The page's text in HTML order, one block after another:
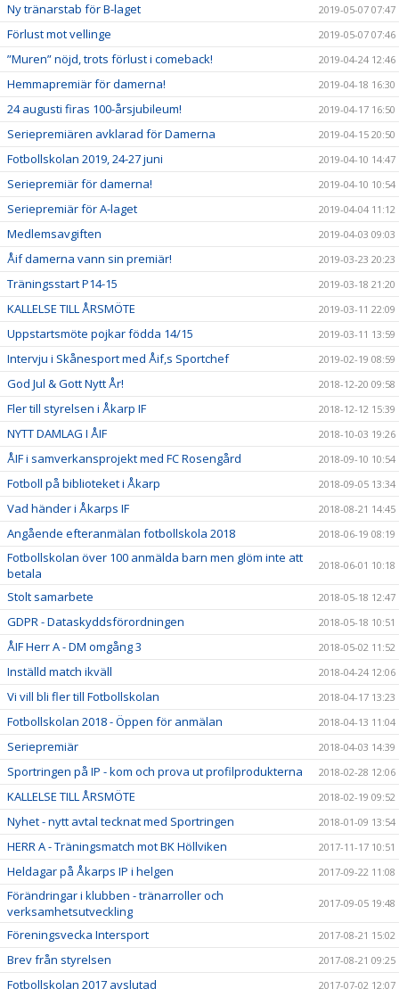
Ny tränarstab för B-laget 2019-05-07 07:47
Förlust mot vellinge 2019-05-07 07:46
”Muren” nöjd, trots förlust i comeback! 2019-04-24 12:46
Hemmapremiär för damerna! 2019-04-18 16:30
24 augusti firas 100-årsjubileum! 2019-04-17 16:50
Seriepremiären avklarad för Damerna 2019-04-15 20:50
Fotbollskolan 2019, 24-27 juni 2019-04-10 14:47
Seriepremiär för damerna! 2019-04-10 10:54
Seriepremiär för A-laget 2019-04-04 11:12
Medlemsavgiften 2019-04-03 09:03
Åif damerna vann sin premiär! 2019-03-23 20:23
Träningsstart P14-15 2019-03-18 21:20
KALLELSE TILL ÅRSMÖTE 2019-03-11 22:09
Uppstartsmöte pojkar födda 14/15 2019-03-11 13:59
Intervju i Skånesport med Åif,s Sportchef 2019-02-19 08:59
God Jul & Gott Nytt År! 2018-12-20 09:58
Fler till styrelsen i Åkarp IF 2018-12-12 15:39
NYTT DAMLAG I ÅIF 2018-10-03 19:26
ÅIF i samverkansprojekt med FC Rosengård 2018-09-10 10:54
Fotboll på biblioteket i Åkarp 2018-09-05 13:34
Vad händer i Åkarps IF 2018-08-21 14:45
Angående efteranmälan fotbollskola 2018 2018-06-19 08:19
Fotbollskolan över 100 anmälda barn men glöm inte att
betala
2018-06-01 10:18
Stolt samarbete 2018-05-18 12:47
GDPR - Dataskyddsförordningen 2018-05-18 10:51
ÅIF Herr A - DM omgång 3 2018-05-02 11:52
Inställd match ikväll 2018-04-24 12:06
Vi vill bli fler till Fotbollskolan 2018-04-17 13:23
Fotbollskolan 2018 - Öppen för anmälan 2018-04-13 11:04
Seriepremiär 2018-04-03 14:39
Sportringen på IP - kom och prova ut profilprodukterna 2018-02-28 12:06
KALLELSE TILL ÅRSMÖTE 2018-02-19 09:52
Nyhet - nytt avtal tecknat med Sportringen 2018-01-09 13:54
HERR A - Träningsmatch mot BK Höllviken 2017-11-17 10:51
Heldagar på Åkarps IP i helgen 2017-09-22 11:08
Förändringar i klubben - tränarroller och
verksamhetsutveckling
2017-09-05 19:48
Föreningsvecka Intersport 2017-08-21 15:02
Brev från styrelsen 2017-08-21 09:25
Fotbollskolan 2017 avslutad 2017-07-02 12:07